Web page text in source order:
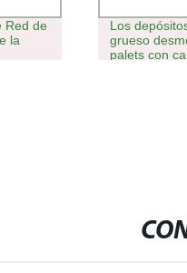
Red de
la
Los
grueso
palets con